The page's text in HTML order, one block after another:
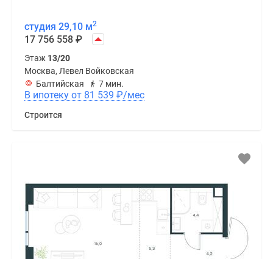
студия 29,10 м2
17 756 558 ₽
Этаж 13/20
Москва, Левел Войковская
Балтийская
7 мин.
В ипотеку от 81 539 ₽/мес
Строится